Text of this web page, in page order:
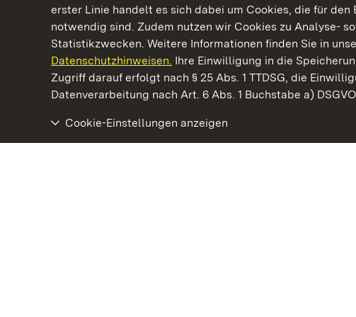
erster Linie handelt es sich dabei um Cookies, die für den
notwendig sind. Zudem nutzen wir Cookies zu Analyse-
Statistikzwecken. Weitere Informationen finden Sie in
Datenschutzhinweisen. Ihre Einwilligung in die
Zugriff darauf erfolgt nach § 25 Abs. 1 TTDSG, die
Datenverarbeitung nach Art. 6 Abs. 1 Buchstabe a)
Cookie-Einstellungen anzeigen
Kommen. Staunen. Genießen.